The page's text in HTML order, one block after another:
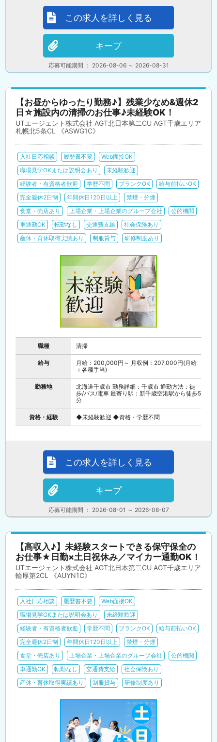
応募可能期間 ： 2026-08-06 ～ 2026-08-31
この求人を詳しく見る
キープ
【お昼からゆったり勤務♪】残業少なめ&週休2
日☆施設内の清掃のお仕事♪未経験OK！
UTエージェント株式会社 AGT北日本第二CU AGT千歳エリア
札幌北5条CL 《ASWG1C》
入社日応相談 履歴書不要
Web面接OK
職場見学OKまたは説明会あり
未経験歓迎
経験者・有資格者歓迎
学歴不問 ブランクOK
給与前払いOK
完全週休2日制
年間休日120日以上
禁煙・分煙
食堂・売店あり
上場企業・上場企業のグループ会社
公的機関
車通勤OK
転勤なし 交通費支給
社会保険あり
産休・育休取得実績あり
制服貸与 研修制度あり
職種 清掃
給与
月給：200,000円～ 月収例：207,000円(月給
＋各種手当)
勤務地
北海道千歳市 勤務詳細：千歳市 通勤方法：徒
歩/バス/電車 最寄り駅：新千歳空港駅から徒歩5
分
資格・経験 ◆未経験歓迎 ◆資格・学歴不問
応募可能期間 ： 2026-08-01 ～ 2026-08-07
この求人を詳しく見る
キープ
【高収入♪】未経験スタートできる保守保全の
お仕事★日勤×土日祝休み／マイカー通勤OK！
UTエージェント株式会社 AGT北日本第二CU AGT千歳エリア
輪厚第2CL 《AUYN1C》
入社日応相談 履歴書不要
Web面接OK
職場見学OKまたは説明会あり
未経験歓迎
経験者・有資格者歓迎
学歴不問 ブランクOK
給与前払いOK
完全週休2日制
年間休日120日以上
禁煙・分煙
食堂・売店あり
上場企業・上場企業のグループ会社
公的機関
車通勤OK
転勤なし 交通費支給
社会保険あり
産休・育休取得実績あり
制服貸与 研修制度あり